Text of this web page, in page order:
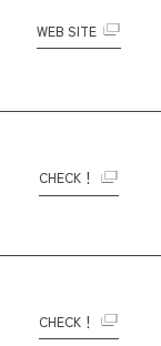
WEB SITE
CHECK！
CHECK！